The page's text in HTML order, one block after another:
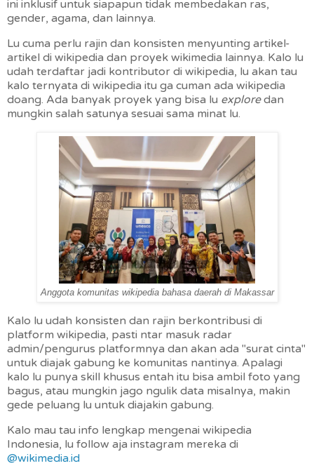
ini inklusif untuk siapapun tidak membedakan ras,
gender, agama, dan lainnya.
Lu cuma perlu rajin dan konsisten menyunting artikel-
artikel di wikipedia dan proyek wikimedia lainnya. Kalo lu
udah terdaftar jadi kontributor di wikipedia, lu akan tau
kalo ternyata di wikipedia itu ga cuman ada wikipedia
doang. Ada banyak proyek yang bisa lu exploredan
mungkin salah satunya sesuai sama minat lu.
Anggota komunitas wikipedia bahasa daerah di Makassar
Kalo lu udah konsisten dan rajin berkontribusi di
platform wikipedia, pasti ntar masuk radar
admin/pengurus platformnya dan akan ada "surat cinta"
untuk diajak gabung ke komunitas nantinya. Apalagi
kalo lu punya skill khusus entah itu bisa ambil foto yang
bagus, atau mungkin jago ngulik data misalnya, makin
gede peluang lu untuk diajakin gabung.
Kalo mau tau info lengkap mengenai wikipedia
Indonesia, lu follow aja instagram mereka di
@wikimedia.id